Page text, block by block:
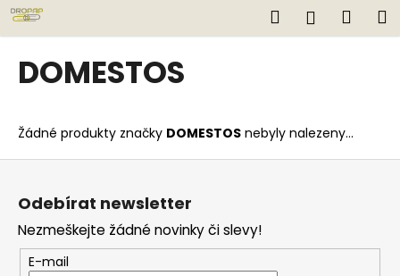
Přejít
na
obsah
Hledat
DOMESTOS
Žádné produkty značky DOMESTOS nebyly nalezeny...
K
o
o
p
o
t
ř
e
b
Z
Odebírat newsletter
Nezmeškejte žádné novinky či slevy!
E-mail